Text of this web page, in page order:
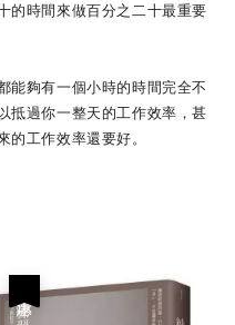
時間來做百分之二十最重要
夠有一個小時的時間完全不
抵過你一整天的工作效率，甚
的工作效率還要好。